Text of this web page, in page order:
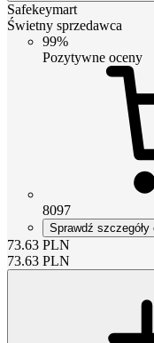
Safekeymart
Świetny sprzedawca
99%
Pozytywne oceny
8097
Sprawdź szczegóły
73.63 PLN
73.63 PLN